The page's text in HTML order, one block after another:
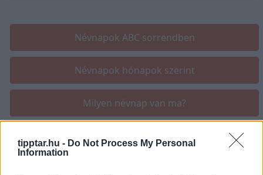
tipptar.hu - Do Not Process My Personal
Information
Névnapok ABC sorrendben
Névnapok hónapok szerint
Milyen névnap van ma?